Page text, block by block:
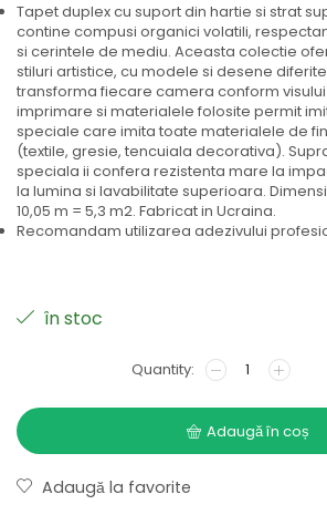
Tapet duplex cu suport din hartie si strat
contine compusi organici volatili,
si cerintele de mediu. Aceasta colectie
stiluri artistice, cu modele si desene
transforma fiecare camera conform visului
imprimare si materialele folosite permit
speciale care imita toate materialele de
(textile, gresie, tencuiala decorativa).
speciala ii confera rezistenta mare la
la lumina si lavabilitate superioara.
10,05 m = 5,3 m2. Fabricat in Ucraina.
Recomandam utilizarea adezivului
în stoc
Adaugă în coș
Adaugă la favorite